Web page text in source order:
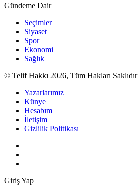
Gündeme Dair
Seçimler
Siyaset
Spor
Ekonomi
Sağlık
© Telif Hakkı 2026, Tüm Hakları Saklıdır
Yazarlarımız
Künye
Hesabım
İletişim
Gizlilik Politikası
Giriş Yap